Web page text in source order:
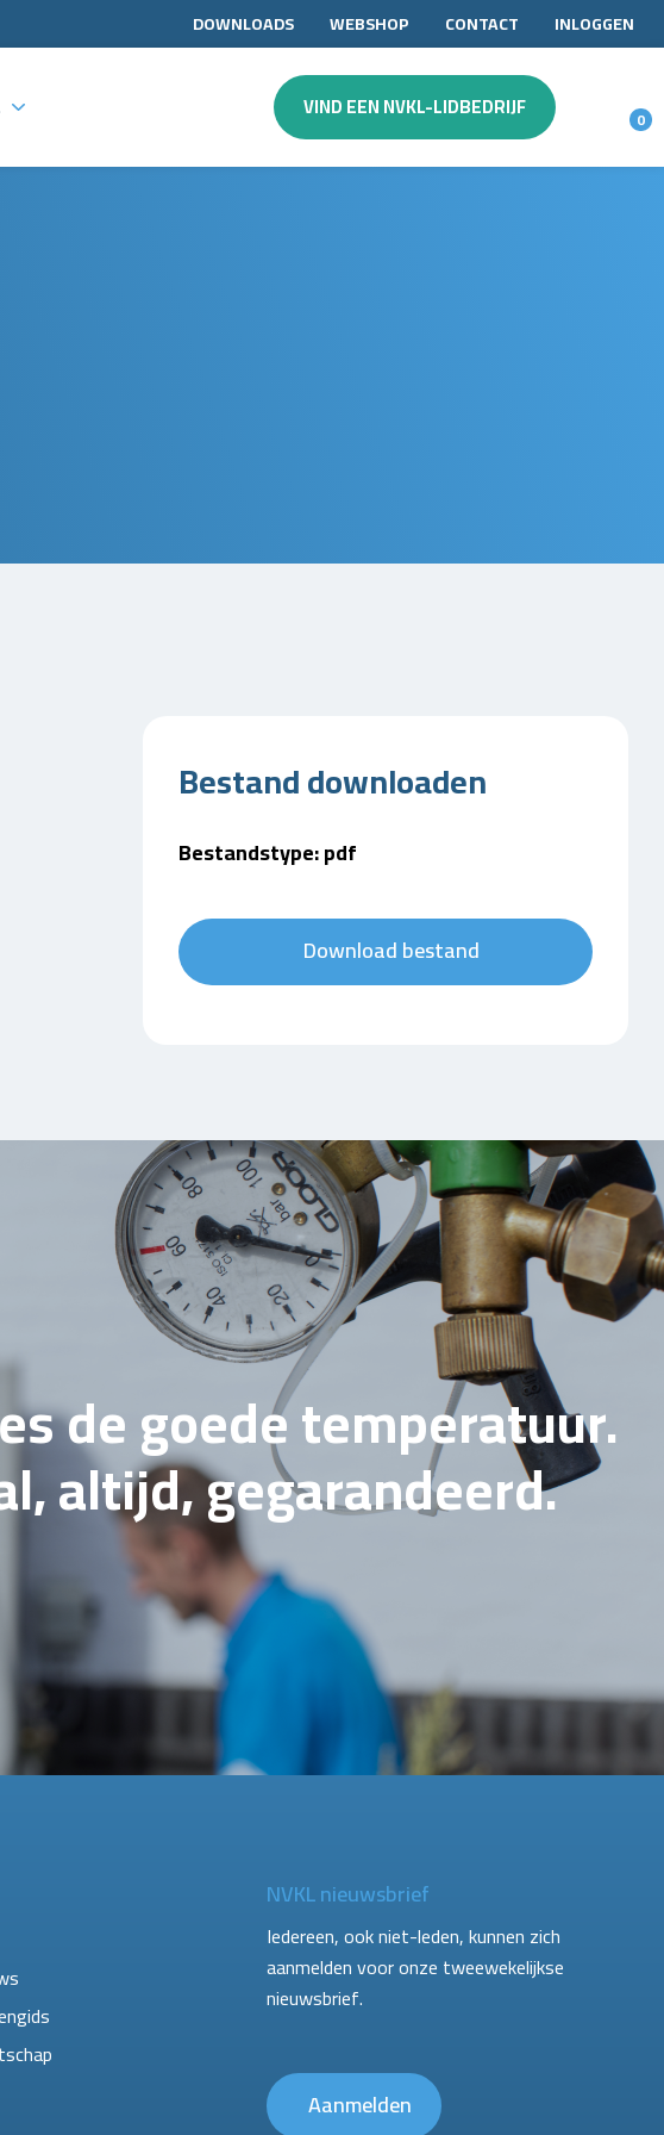
DOWNLOADS WEBSHOP CONTACT INLOGGEN
VIND EEN NVKL-LIDBEDRIJF 0
Bestand downloaden
Bestandstype: pdf
Download bestand
de goede temperatuur.
altijd, gegarandeerd.
NVKL nieuwsbrief
Iedereen, ook niet-leden, kunnen zich
aanmelden voor onze tweewekelijkse
nieuwsbrief.
Aanmelden